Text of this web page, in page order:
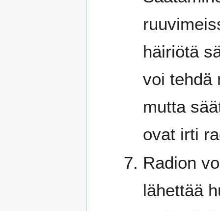
häiriötä
voi tehdä
mutta
ovat irti
Radion
lähettää